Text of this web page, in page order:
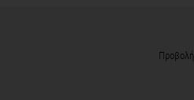
Προβολή